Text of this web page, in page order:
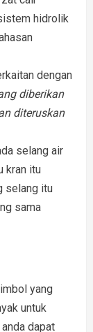
hidrolik
dengan
diberikan
diteruskan
selang air
kran itu
selang itu
sama
yang
untuk
dapat